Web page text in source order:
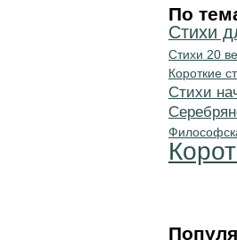
По
Стихи
Стихи 20
Короткие
Cтихи